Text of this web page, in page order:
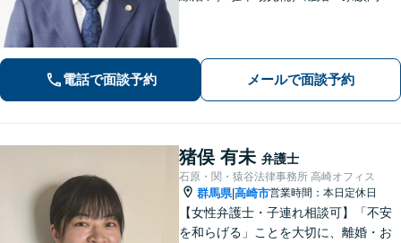
感にアンテナを張り正しい手続で遺産
分割を実現
電話で面談予約 メールで面談予約
猪俣 有未 弁護士
石原・関・猿谷法律事務所 高崎オフィス
群馬県|高崎市営業時間：本日定休日
【女性弁護士・子連れ相談可】「不安
を和らげる」ことを大切に、離婚・お